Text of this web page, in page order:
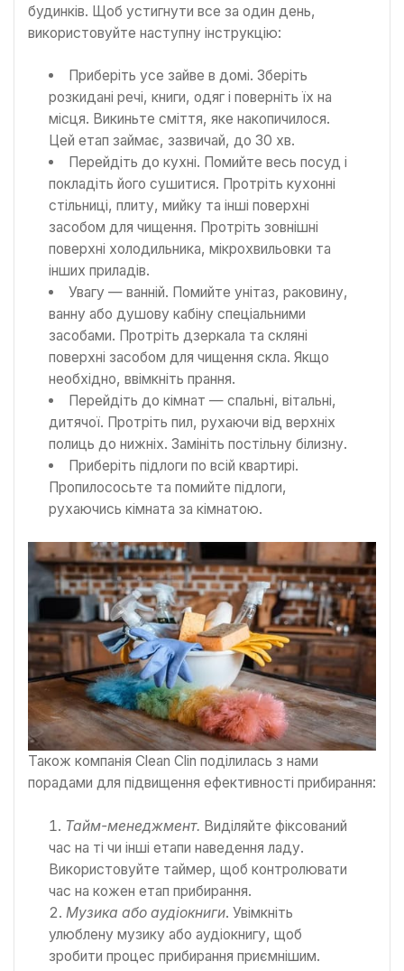
будинків. Щоб устигнути все за один день,
використовуйте наступну інструкцію:
Приберіть усе зайве в домі. Зберіть
розкидані речі, книги, одяг і поверніть їх на
місця. Викиньте сміття, яке накопичилося.
Цей етап займає, зазвичай, до 30 хв.
Перейдіть до кухні. Помийте весь посуд і
покладіть його сушитися. Протріть кухонні
стільниці, плиту, мийку та інші поверхні
засобом для чищення. Протріть зовнішні
поверхні холодильника, мікрохвильовки та
інших приладів.
Увагу — ванній. Помийте унітаз, раковину,
ванну або душову кабіну спеціальними
засобами. Протріть дзеркала та скляні
поверхні засобом для чищення скла. Якщо
необхідно, ввімкніть прання.
Перейдіть до кімнат — спальні, вітальні,
дитячої. Протріть пил, рухаючи від верхніх
полиць до нижніх. Замініть постільну білизну.
Приберіть підлоги по всій квартирі.
Пропилососьте та помийте підлоги,
рухаючись кімната за кімнатою.
Також компанія Clean Clin поділилась з нами
порадами для підвищення ефективності прибирання:
Тайм-менеджмент. Виділяйте фіксований
час на ті чи інші етапи наведення ладу.
Використовуйте таймер, щоб контролювати
час на кожен етап прибирання.
Музика або аудіокниги. Увімкніть
улюблену музику або аудіокнигу, щоб
зробити процес прибирання приємнішим.